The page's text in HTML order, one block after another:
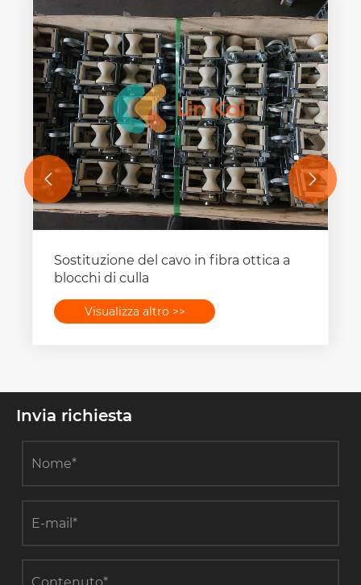
Sostituzione del cavo in fibra ottica a
blocchi di culla
Visualizza altro >>
 
Invia richiesta